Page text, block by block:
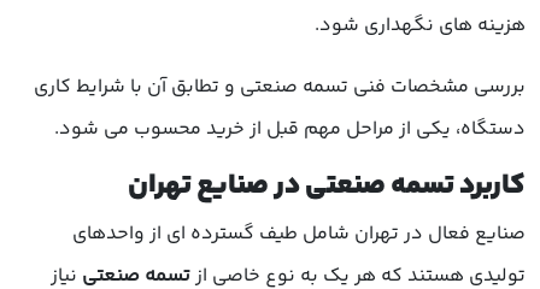
هزینه های نگهداری شود.
بررسی مشخصات فنی تسمه صنعتی و تطابق آن با شرایط کاری
دستگاه، یکی از مراحل مهم قبل از خرید محسوب می شود.
کاربرد تسمه صنعتی در صنایع تهران
صنایع فعال در تهران شامل طیف گسترده ای از واحدهای
تولیدی هستند که هر یک به نوع خاصی ازتسمه صنعتی نیاز